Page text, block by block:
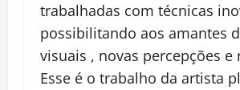
trabalhadas com técnicas
possibilitando aos amantes
visuais , novas percepções e
Esse é o trabalho da artista